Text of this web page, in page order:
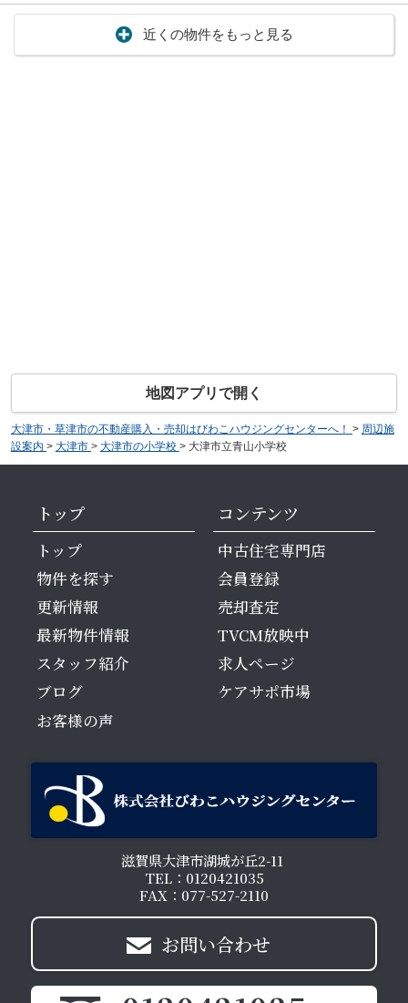
近くの物件をもっと見る
地図アプリで開く
大津市・草津市の不動産購入・売却はびわこハウジングセンターへ！ > 周辺施
設案内 > 大津市 > 大津市の小学校 > 大津市立青山小学校
トップ
トップ
物件を探す
更新情報
最新物件情報
スタッフ紹介
ブログ
お客様の声
コンテンツ
中古住宅専門店
会員登録
売却査定
TVCM放映中
求人ページ
ケアサポ市場
滋賀県大津市湖城が丘2-11
TEL：0120421035
FAX：077-527-2110
お問い合わせ